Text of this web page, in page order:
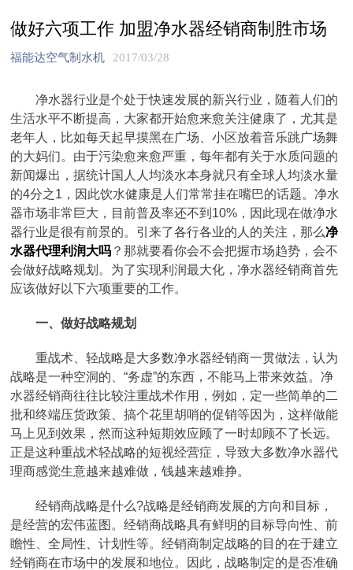
做好六项工作 加盟净水器经销商制胜市场
福能达空气制水机 2017/03/28
净水器行业是个处于快速发展的新兴行业，随着人们的
生活水平不断提高，大家都开始愈来愈关注健康了，尤其是
老年人，比如每天起早摸黑在广场、小区放着音乐跳广场舞
的大妈们。由于污染愈来愈严重，每年都有关于水质问题的
新闻爆出，据统计国人人均淡水本身就只有全球人均淡水量
的4分之1，因此饮水健康是人们常常挂在嘴巴的话题。净水
器市场非常巨大，目前普及率还不到10%，因此现在做净水
器行业是很有前景的。引来了各行各业的人的关注，那么净
水器代理利润大吗 ？那就要看你会不会把握市场趋势，会不
会做好战略规划。为了实现利润最大化，净水器经销商首先
应该做好以下六项重要的工作。
一、做好战略规划
重战术、轻战略是大多数净水器经销商一贯做法，认为
战略是一种空洞的、“务虚”的东西，不能马上带来效益。净
水器经销商往往比较注重战术作用，例如，定一些简单的二
批和终端压货政策、搞个花里胡哨的促销等因为，这样做能
马上见到效果，然而这种短期效应顾了一时却顾不了长远。
正是这种重战术轻战略的短视经营症，导致大多数净水器代
理商感觉生意越来越难做，钱越来越难挣。
经销商战略是什么?战略是经销商发展的方向和目标，
是经营的宏伟蓝图。经销商战略具有鲜明的目标导向性、前
瞻性、全局性、计划性等。经销商制定战略的目的在于建立
经销商在市场中的发展和地位。因此，战略制定的是否准确